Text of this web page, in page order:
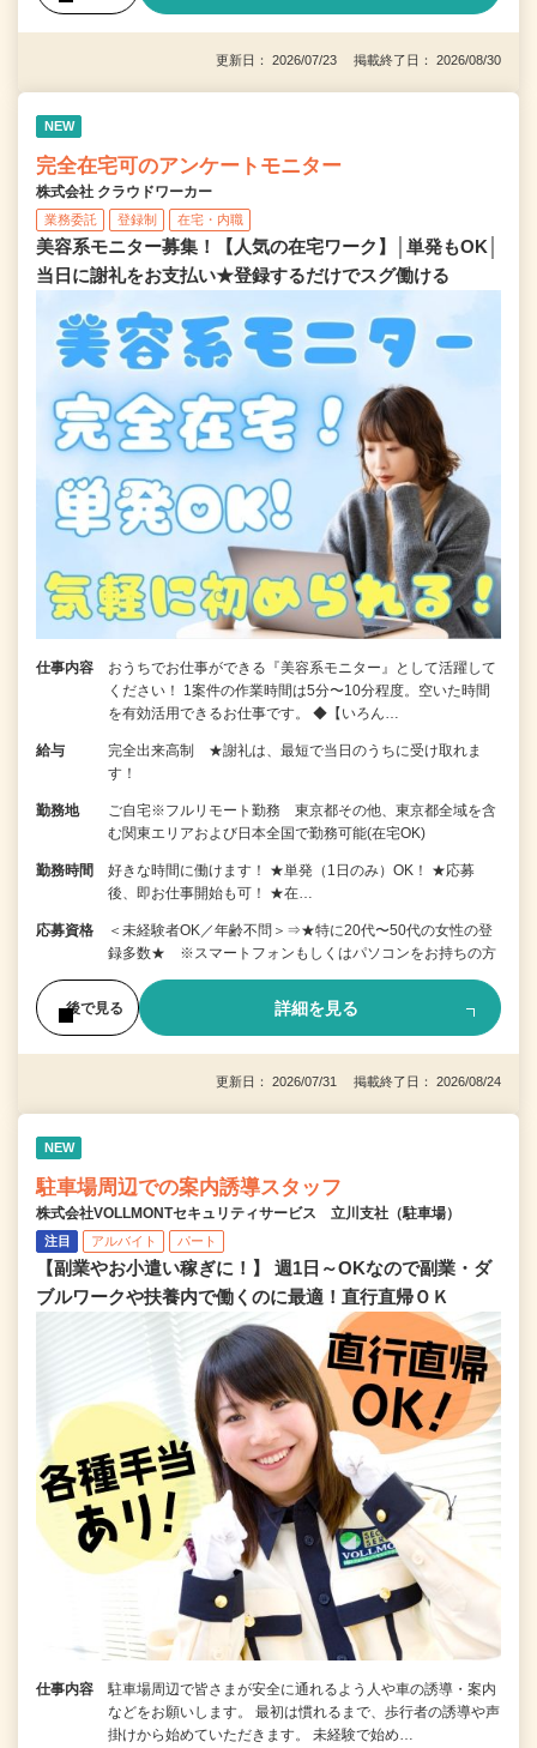
更新日： 2026/07/23 掲載終了日： 2026/08/30
NEW
完全在宅可のアンケートモニター
株式会社 クラウドワーカー
業務委託 登録制 在宅・内職
美容系モニター募集！【人気の在宅ワーク】│単発もOK│
当日に謝礼をお支払い★登録するだけでスグ働ける
仕事内容
おうちでお仕事ができる『美容系モニター』として活躍して
ください！ 1案件の作業時間は5分〜10分程度。空いた時間
を有効活用できるお仕事です。 ◆【いろん…
給与
完全出来高制 ★謝礼は、最短で当日のうちに受け取れま
す！
勤務地
ご自宅※フルリモート勤務 東京都その他、東京都全域を含
む関東エリアおよび日本全国で勤務可能(在宅OK)
勤務時間
好きな時間に働けます！ ★単発（1日のみ）OK！ ★応募
後、即お仕事開始も可！ ★在…
応募資格
＜未経験者OK／年齢不問＞⇒★特に20代〜50代の女性の登
録多数★ ※スマートフォンもしくはパソコンをお持ちの方
後で見る 詳細を見る
更新日： 2026/07/31 掲載終了日： 2026/08/24
NEW
駐車場周辺での案内誘導スタッフ
株式会社VOLLMONTセキュリティサービス 立川支社（駐車場）
注目 アルバイト パート
【副業やお小遣い稼ぎに！】 週1日～OKなので副業・ダ
ブルワークや扶養内で働くのに最適！直行直帰ＯＫ
仕事内容
駐車場周辺で皆さまが安全に通れるよう人や車の誘導・案内
などをお願いします。 最初は慣れるまで、歩行者の誘導や声
掛けから始めていただきます。 未経験で始め…